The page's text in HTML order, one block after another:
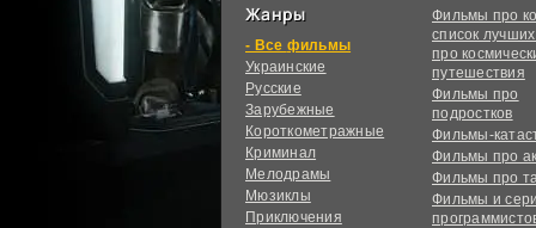
Жанры
фильмы
Украинcкие
Русские
Зарубежные
Короткометражные
Криминал
Мелодрамы
Мюзиклы
Приключения
Фильмы про
список
про
путешествия
Фильмы про
подростков
Фильмы-
Фильмы про
Фильмы про
Фильмы и